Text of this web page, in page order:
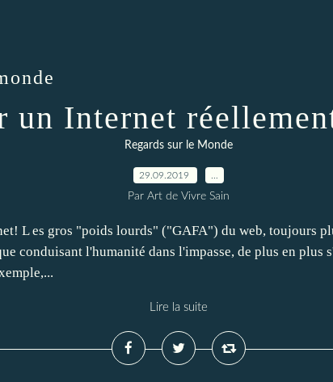
un Internet
Regards sur le Monde
29.09.2019
Par Art de Vivre Sain
L es gros "poids lourds" ("GAFA") du web, toujours
conduisant l'humanité dans l'impasse, de plus en plus
Lire la suite